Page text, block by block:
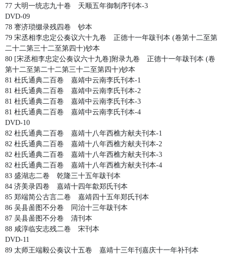
77 大明一统志九十卷 天顺五年御制序刊本-3
DVD-09
78 謇济琐缀录残四卷 钞本
79 宋丞相李忠定公奏议六十九卷 正德十一年跋刊本 (卷第十二至第
二十二第三十二至第四十)钞本
80 [宋丞相李忠定公奏议六十九卷]附录九卷 正德十一年跋刊本 (卷
第十二至第二十二第三十二至第四十)钞本
81 杜氏通典二百卷 嘉靖中云南李氏刊本-1
81 杜氏通典二百卷 嘉靖中云南李氏刊本-2
81 杜氏通典二百卷 嘉靖中云南李氏刊本-3
81 杜氏通典二百卷 嘉靖中云南李氏刊本-4
DVD-10
82 杜氏通典二百卷 嘉靖十八年西樵方献夫刊本-1
82 杜氏通典二百卷 嘉靖十八年西樵方献夫刊本-2
82 杜氏通典二百卷 嘉靖十八年西樵方献夫刊本-3
82 杜氏通典二百卷 嘉靖十八年西樵方献夫刊本-4
83 盛湖志二卷 乾隆三十五年跋刊本
84 济美录四卷 嘉靖十四年歙郑氏刊本
85 郑端简公古言二卷 嘉靖四十五年郑氏刊本
86 吴县啚图不分卷 同治十三年跋刊本
87 吴县啚图不分卷 清刊本
88 咸淳临安志残二卷 宋刊本
DVD-11
89 太师王端毅公奏议十五卷 嘉靖十三年刊嘉庆十一年补刊本